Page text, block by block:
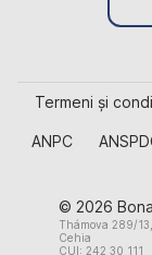
Termeni și
ANPC
© 2026
Thámova 289/
Cehia
CUI: 242 30 111